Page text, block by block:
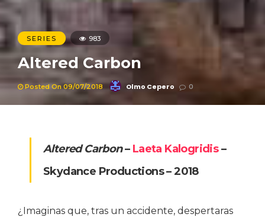
SERIES 983
Altered Carbon
Posted On 09/07/2018 Olmo Cepero 0
Altered Carbon– Laeta Kalogridis–
Skydance Productions – 2018
¿Imaginas que, tras un accidente, despertaras